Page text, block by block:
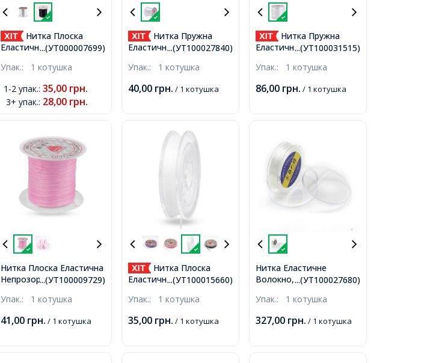
...(УТ000007699)
Нитка Плоска
Еластична 0.8мм/10м,
10м/котушка,
Упак.: 1 котушка
1-2 упак.: 35,00 грн.
3+ упак.: 28,00 грн.
...(УТ100027840)
Нитка Пружна
Еластична Плоска
та Прикрас, Біла, 0.8мм,
Упак.: 1 котушка
40,00 грн. / 1 котушка
...(УТ100031515)
Нитка Пружна
Еластична Плоска для
Біла, 0.8мм, близько
Упак.: 1 котушка
86,00 грн. / 1 котушка
...(УТ100009729)
Нитка Плоска Еластична
Непрозора, Рожевий,
котушка,
Упак.: 1 котушка
41,00 грн. / 1 котушка
...(УТ100015660)
Нитка Плоска
Еластична Непрозора
близько 10м/котушка,
Упак.: 1 котушка
35,00 грн. / 1 котушка
...(УТ100027680)
Нитка Еластичне
Волокно, Японія, Колір:
близько 25м/котушка,
Упак.: 1 котушка
327,00 грн. / 1 котушка